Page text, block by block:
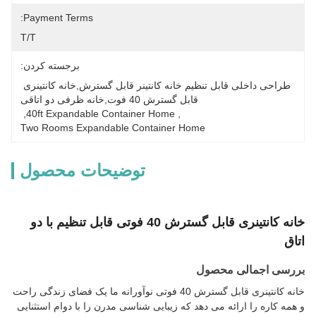
Payment Terms:
T/T
برجسته کردن:
قابل گسترش 40 فوت,خانه ظرفی دو اتاقی
40ft Expandable Container Home
Two Rooms Expandable Container Home
توضیحات محصول
خانه کانتینری قابل گسترش 40 فوتی قابل تنظیم با دو
اتاق
بررسی اجمالی محصول
خانه کانتینری قابل گسترش 40 فوتی نوآورانه ما یک فضای زندگی راحت
و همه کاره را ارائه می دهد که زیبایی شناسی مدرن را با دوام استثنایی